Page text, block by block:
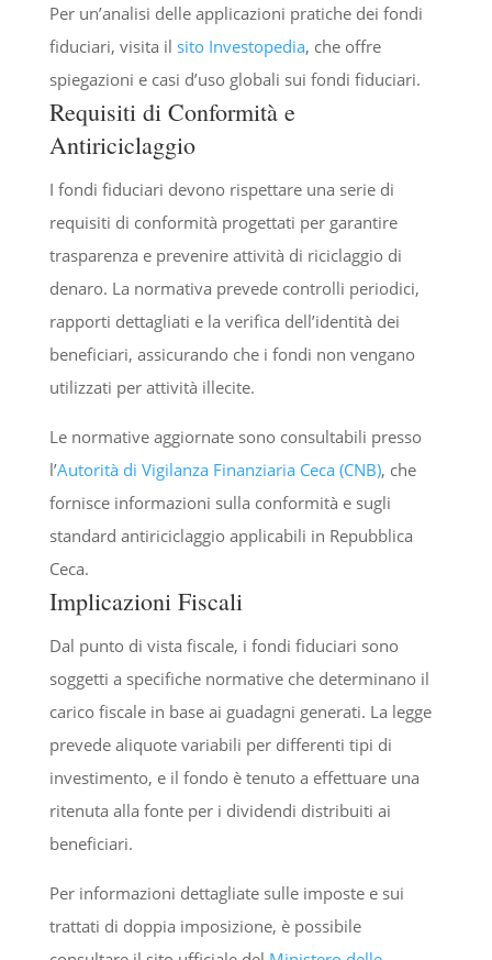
Per un’analisi delle applicazioni pratiche dei fondi
fiduciari, visita il sito Investopedia, che offre
spiegazioni e casi d’uso globali sui fondi fiduciari.
Requisiti di Conformità e
Antiriciclaggio
I fondi fiduciari devono rispettare una serie di
requisiti di conformità progettati per garantire
trasparenza e prevenire attività di riciclaggio di
denaro. La normativa prevede controlli periodici,
rapporti dettagliati e la verifica dell’identità dei
beneficiari, assicurando che i fondi non vengano
utilizzati per attività illecite.
Le normative aggiornate sono consultabili presso
l’Autorità di Vigilanza Finanziaria Ceca (CNB), che
fornisce informazioni sulla conformità e sugli
standard antiriciclaggio applicabili in Repubblica
Ceca.
Implicazioni Fiscali
Dal punto di vista fiscale, i fondi fiduciari sono
soggetti a specifiche normative che determinano il
carico fiscale in base ai guadagni generati. La legge
prevede aliquote variabili per differenti tipi di
investimento, e il fondo è tenuto a effettuare una
ritenuta alla fonte per i dividendi distribuiti ai
beneficiari.
Per informazioni dettagliate sulle imposte e sui
trattati di doppia imposizione, è possibile